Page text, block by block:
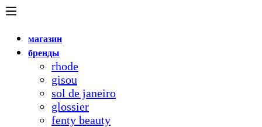
магазин
бренды
rhode
gisou
sol de janeiro
glossier
fenty beauty